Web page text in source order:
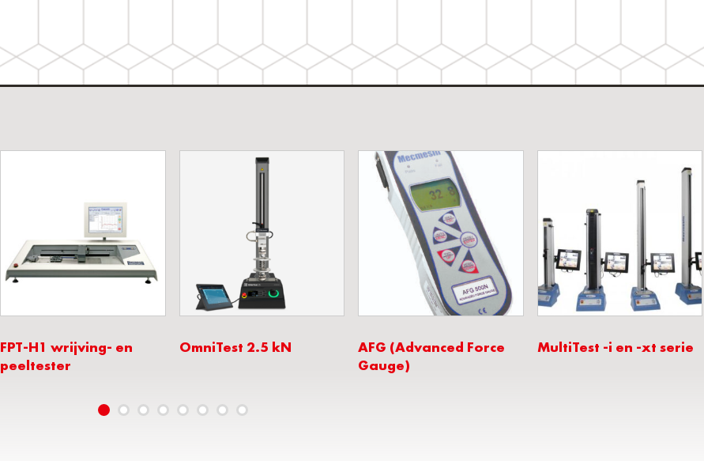
FPT-H1 wrijving- en
peeltester
OmniTest 2.5 kN
AFG (Advanced Force
Gauge)
MultiTest -i en -xt serie